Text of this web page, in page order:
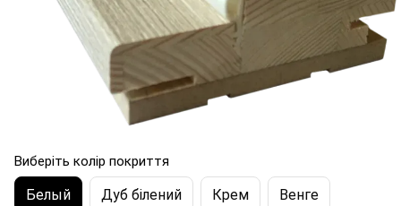
Виберіть колір покриття
Белый Дуб білений Крем Венге